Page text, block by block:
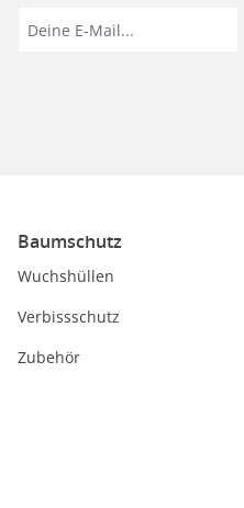
Baumschutz
Wuchshüllen
Verbissschutz
Zubehör